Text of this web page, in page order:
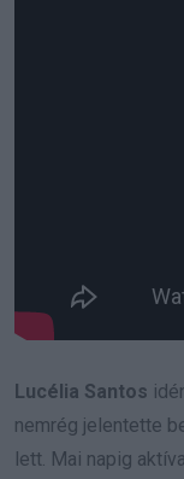
Lucélia Santos
nemrég jelentette
lett. Mai napig